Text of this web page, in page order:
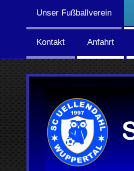
Unser Fußballverein
Kontakt Anfahrt